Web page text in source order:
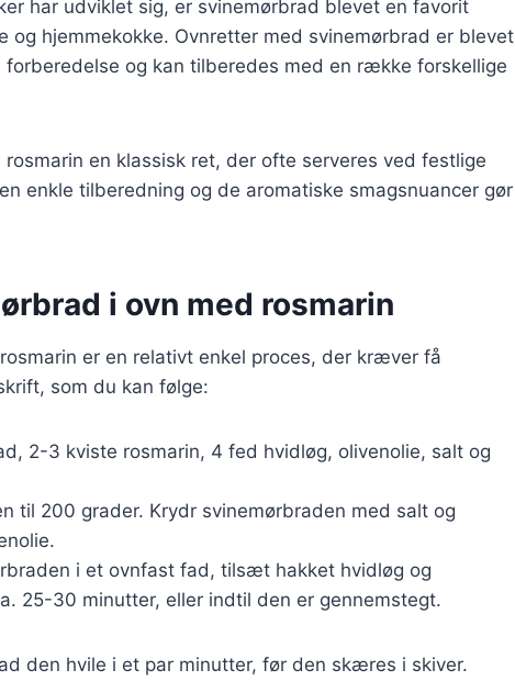
har udviklet sig, er svinemørbrad blevet en favorit
og hjemmekokke. Ovnretter med svinemørbrad er blevet
og kan tilberedes med en række forskellige
en klassisk ret, der ofte serveres ved festlige
enkle tilberedning og de aromatiske smagsnuancer gør
i ovn med rosmarin
er en relativt enkel proces, der kræver få
som du kan følge:
2-3 kviste rosmarin, 4 fed hvidløg, olivenolie, salt og
til 200 grader. Krydr svinemørbraden med salt og
i et ovnfast fad, tilsæt hakket hvidløg og
25-30 minutter, eller indtil den er gennemstegt.
den hvile i et par minutter, før den skæres i skiver.